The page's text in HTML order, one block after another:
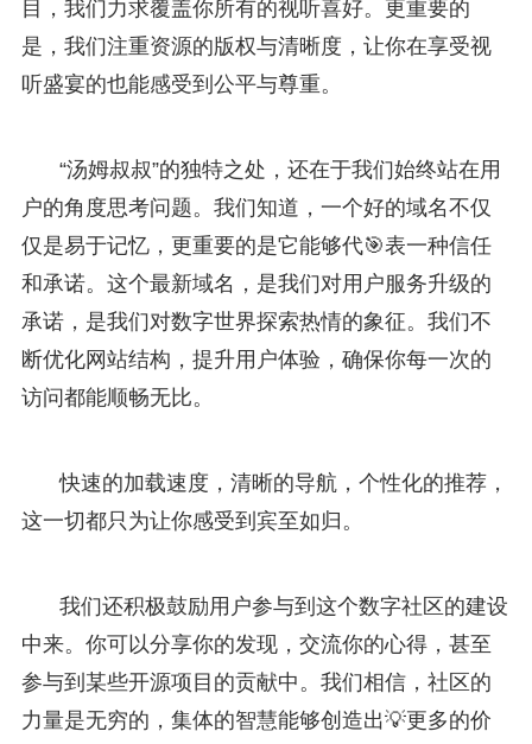
目，我们力求覆盖你所有的视听喜好。更重要的
是，我们注重资源的版权与清晰度，让你在享受视
听盛宴的也能感受到公平与尊重。
“汤姆叔叔”的独特之处，还在于我们始终站在用
户的角度思考问题。我们知道，一个好的域名不仅
仅是易于记忆，更重要的是它能够代🎯表一种信任
和承诺。这个最新域名，是我们对用户服务升级的
承诺，是我们对数字世界探索热情的象征。我们不
断优化网站结构，提升用户体验，确保你每一次的
访问都能顺畅无比。
快速的加载速度，清晰的导航，个性化的推荐，
这一切都只为让你感受到宾至如归。
我们还积极鼓励用户参与到这个数字社区的建设
中来。你可以分享你的发现，交流你的心得，甚至
参与到某些开源项目的贡献中。我们相信，社区的
力量是无穷的，集体的智慧能够创造出💡更多的价